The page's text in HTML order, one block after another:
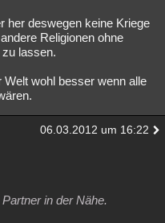
her deswegen keine Kriege
Religionen ohne
lassen.
wohl besser wenn alle
06.03.2012 um 16:22
in der Nähe.